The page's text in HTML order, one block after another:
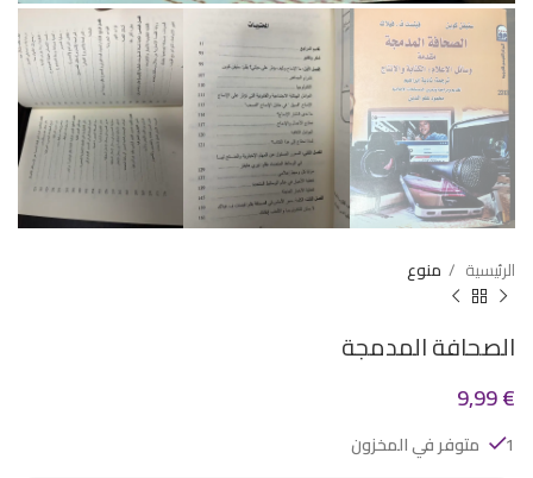
الرئيسية منوع
الصحافة المدمجة
9,99€
1 متوفر في المخزون